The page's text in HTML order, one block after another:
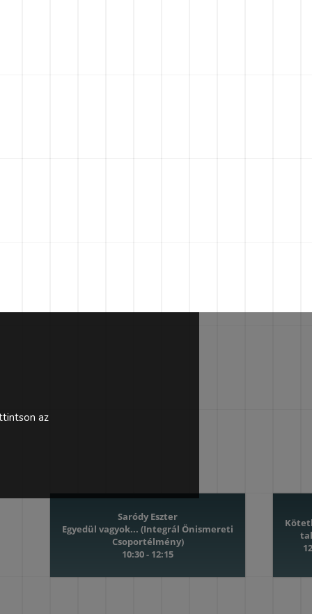
Saródy Eszter
Egyedül vagyok... (Integrál Önismereti
Csoportélmény)
10:30 - 12:15
az